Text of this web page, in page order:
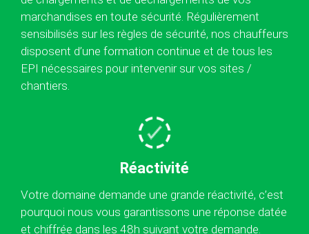
marchandises en toute sécurité. Régulièrement
sensibilisés sur les règles de sécurité, nos chauffeurs
disposent d’une formation continue et de tous les
EPI nécessaires pour intervenir sur vos sites /
chantiers.
Réactivité
Votre domaine demande une grande réactivité, c’est
pourquoi nous vous garantissons une réponse datée
et chiffrée dans les 48h suivant votre demande.